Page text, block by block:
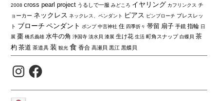
2008 cross pearl project うるしで一服 みどころ イヤリング カフリンクス チ
ョーカー ネックレス ネックレス、ペンダント ピアス ピンブローチ ブレスレッ
ト ブローチ ペンダント ポンプ 中言神社 住 四季折々 帯留 扇子 手鏡 指輪 日
展 棗 橋爪義雄 水牛の角 浄国寺 淡水貝 漆展 生け花 生活 町角スナップ 白蝶貝 茶
杓 茶道 茶道具 装 観光 食 香合 高瀬貝 黒江 黒蝶貝
InstagramFacebook